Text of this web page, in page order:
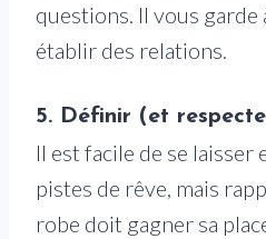
questions. Il vous garde
établir des relations.
5. Définir (et
Il est facile de se laisser
pistes de rêve, mais
robe doit gagner sa